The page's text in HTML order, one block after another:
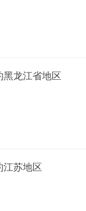
黑龙江省地区
江苏地区